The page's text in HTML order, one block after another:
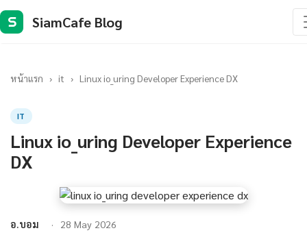
S SiamCafe Blog
หน้าแรก › it › Linux io_uring Developer Experience DX
IT
Linux io_uring Developer Experience
DX
อ.บอม 28 May 2026